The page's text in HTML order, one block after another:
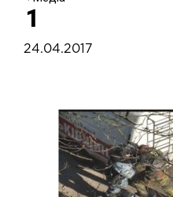
1
24.04.2017